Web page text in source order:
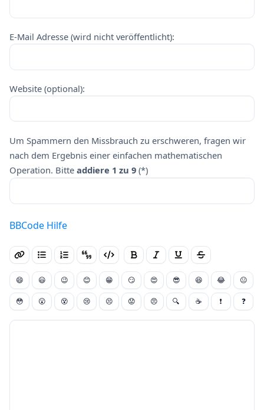
E-Mail Adresse (wird nicht veröffentlicht):
Website (optional):
Um Spammern den Missbrauch zu erschweren, fragen wir
nach dem Ergebnis einer einfachen mathematischen
Operation. Bitte addiere 1 zu 9 (*)
BBCode Hilfe
😄 😃 😉 😊 😁 😏 😍 😎 😆 😂 😐
😳 😮 😵 😢 😣 😟 😠 🔍 ☕ ❗ ❓